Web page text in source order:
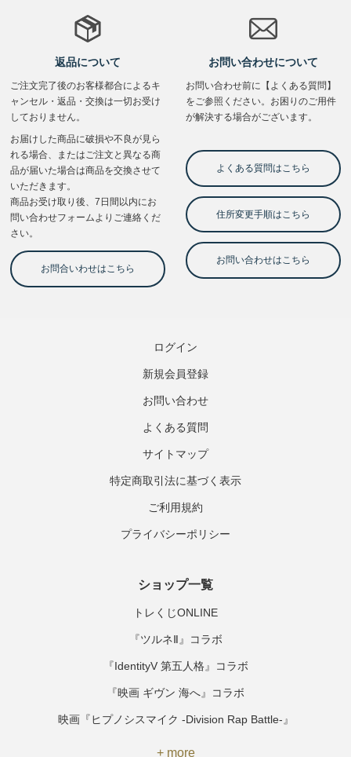
ログイン
新規会員登録
お問い合わせ
よくある質問
サイトマップ
特定商取引法に基づく表示
ご利用規約
プライバシーポリシー
ショップ一覧
トレくじONLINE
『ツルネⅡ』コラボ
『IdentityV 第五人格』コラボ
『映画 ギヴン 海へ』コラボ
映画『ヒプノシスマイク -Division Rap Battle-』
+ more